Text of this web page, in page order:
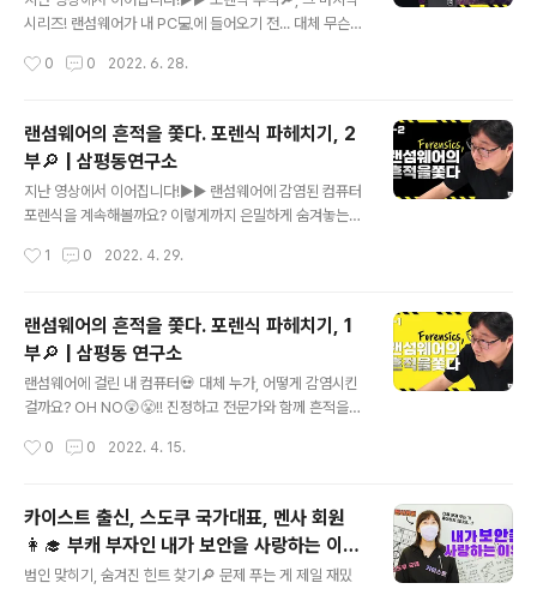
시리즈! 랜섬웨어가 내 PC💻에 들어오기 전... 대체 무슨
사건을 재구성하라!🕵️‍ 증거를 찾아가다 보면 포렌식의 역
0 0 2022. 6. 28.
랜섬웨어의 흔적을 쫓다. 포렌식 파헤치기, 2
부🔎 | 삼평동연구소
지난 영상에서 이어집니다!▶︎▶︎ 랜섬웨어에 감염된 컴퓨터
포렌식을 계속해볼까요? 이렇게까지 은밀하게 숨겨놓는다
컴퓨터에 들어온 걸까?🤔 그 발자취을 추적해봅시다!👣 포
마트폰, 컴퓨터 안 쓰시는 분 거의 없으시죠? 조금만 더 알
고 쓰면 스마트한 IT생활을 즐길 수 있습니다. ◈ 컴퓨터, I
T 그리고 보안에 대한 이야기를 쉽고 재미있게 나누고자
합니다 ◈ www.youtube.com
1 0 2022. 4. 29.
랜섬웨어의 흔적을 쫓다. 포렌식 파헤치기, 1
부🔎 | 삼평동 연구소
랜섬웨어에 걸린 내 컴퓨터💀 대체 누가, 어떻게 감염시킨
걸까요? OH NO😲😤!! 진정하고 전문가와 함께 흔적을
시작!😉 삼평동연구소 스마트폰, 컴퓨터 안 쓰시는 분 거의
있습니다. ◈ 컴퓨터, IT 그리고 보안에 대한 이야기를 쉽
고 재미있게 나누고자 합니다 ◈ www.youtube.com
0 0 2022. 4. 15.
카이스트 출신, 스도쿠 국가대표, 멘사 회원
👩‍🎓 부캐 부자인 내가 보안을 사랑하는 이유
| 보안하는 여자들
범인 맞히기, 숨겨진 힌트 찾기🔎 문제 푸는 게 제일 재밌